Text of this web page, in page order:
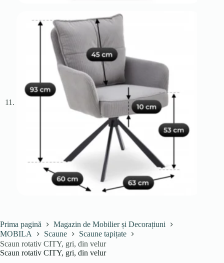
Prima pagină
Magazin de Mobilier și Decorațiuni
MOBILA
Scaune
Scaune tapițate
Scaun rotativ CITY, gri, din velur
Scaun rotativ CITY, gri, din velur